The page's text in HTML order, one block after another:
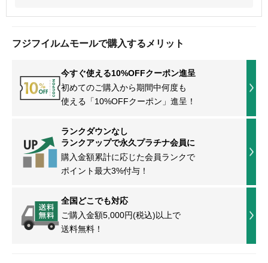
フジフイルムモールで購入するメリット
今すぐ使える10%OFFクーポン進呈
初めてのご購入から期間中何度も
使える「10%OFFクーポン」進呈！
ランクダウンなし
ランクアップで永久プラチナ会員に
購入金額累計に応じた会員ランクで
ポイント最大3%付与！
全国どこでも対応
ご購入金額5,000円(税込)以上で
送料無料！